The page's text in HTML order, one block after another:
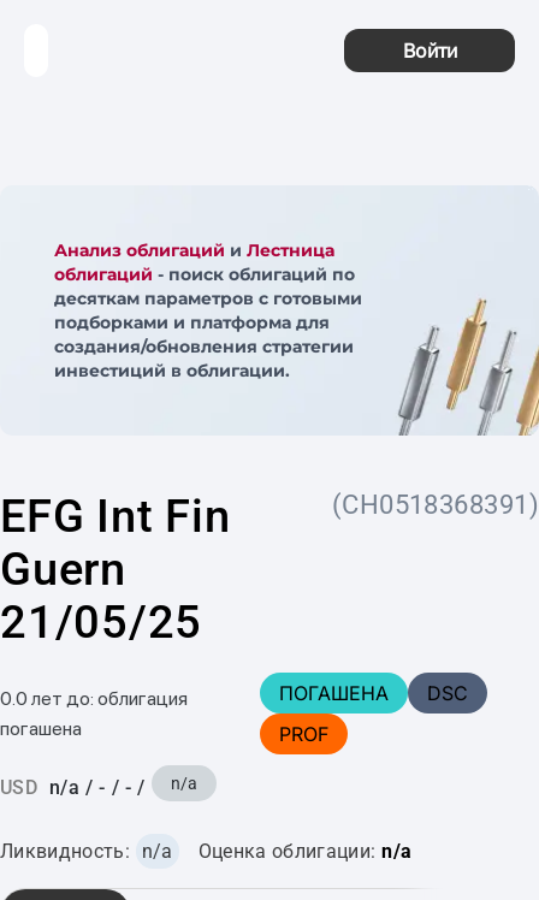
Войти
Анализ облигаций и Лестница
облигаций - поиск облигаций по
десяткам параметров с готовыми
подборками и платформа для
создания/обновления стратегии
инвестиций в облигации.
EFG Int Fin
Guern
21/05/25
(CH0518368391)
0.0 лет до: облигация
погашена
ПОГАШЕНА
DSC
PROF
USD n/a / - / - / n/a
Ликвидность: n/a Оценка облигации: n/a